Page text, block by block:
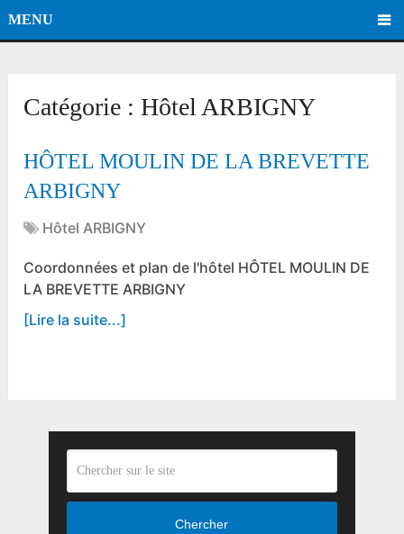
MENU
Catégorie :Hôtel ARBIGNY
HÔTEL MOULIN DE LA BREVETTE
ARBIGNY
Hôtel ARBIGNY
Coordonnées et plan de l'hôtel HÔTEL MOULIN DE
LA BREVETTE ARBIGNY
[Lire la suite...]
Chercher